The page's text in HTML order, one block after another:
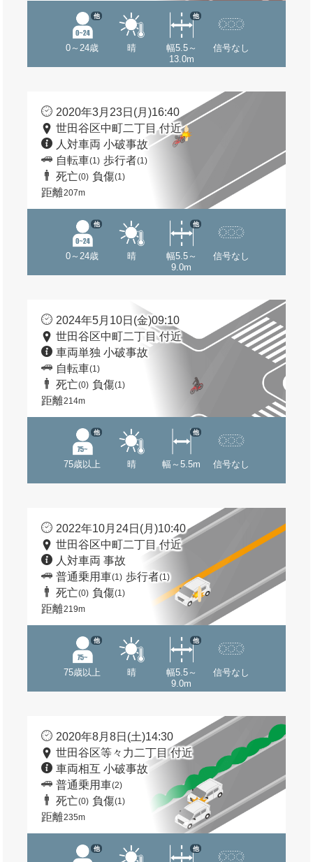
0～24歳
他
晴
幅5.5～
13.0m
他
信号なし
2020年3月23日(月)16:40
世田谷区中町二丁目 付近
人対車両 小破事故
自転車(1) 歩行者(1)
死亡(0) 負傷(1)
距離207m
0～24歳
他
晴
幅5.5～
9.0m
他
信号なし
2024年5月10日(金)09:10
世田谷区中町二丁目 付近
車両単独 小破事故
自転車(1)
死亡(0) 負傷(1)
距離214m
75歳以上
他
晴 幅～5.5m
他
信号なし
2022年10月24日(月)10:40
世田谷区中町二丁目 付近
人対車両 事故
普通乗用車(1) 歩行者(1)
死亡(0) 負傷(1)
距離219m
75歳以上
他
晴
幅5.5～
9.0m
他
信号なし
2020年8月8日(土)14:30
世田谷区等々力二丁目 付近
車両相互 小破事故
普通乗用車(2)
死亡(0) 負傷(1)
距離235m
他 他